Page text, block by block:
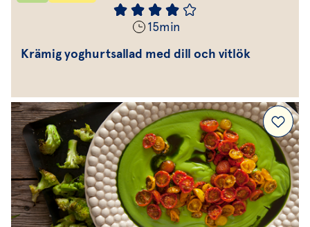
15min
Krämig yoghurtsallad med dill och vitlök